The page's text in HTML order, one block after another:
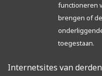
functioneren
brengen of
toegestaan.
Internetsites van derden